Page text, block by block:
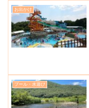
お出かけ
プール・水遊び